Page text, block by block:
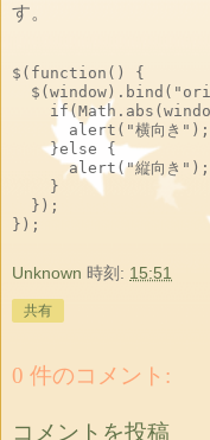
す。
$(function() {
      alert("横向き");
    }else {
      alert("縦向き");
    }
  });
Unknown 時刻: 15:51
共有
0 件のコメント:
コメントを投稿